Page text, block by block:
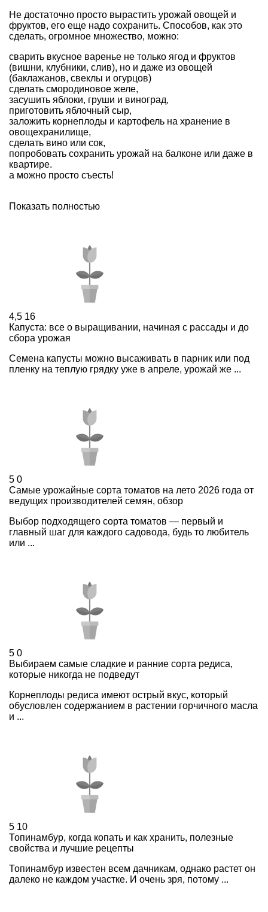
Не достаточно просто вырастить урожай овощей и
фруктов, его еще надо сохранить. Способов, как это
сделать, огромное множество, можно:
сварить вкусное варенье не только ягод и фруктов
(вишни, клубники, слив), но и даже из овощей
(баклажанов, свеклы и огурцов)
сделать смородиновое желе,
засушить яблоки, груши и виноград,
приготовить яблочный сыр,
заложить корнеплоды и картофель на хранение в
овощехранилище,
сделать вино или сок,
попробовать сохранить урожай на балконе или даже в
квартире.
а можно просто съесть!
Показать полностью
4,5 16
Капуста: все о выращивании, начиная с рассады и до
сбора урожая
Семена капусты можно высаживать в парник или под
пленку на теплую грядку уже в апреле, урожай же ...
5 0
Самые урожайные сорта томатов на лето 2026 года от
ведущих производителей семян, обзор
Выбор подходящего сорта томатов — первый и
главный шаг для каждого садовода, будь то любитель
или ...
5 0
Выбираем самые сладкие и ранние сорта редиса,
которые никогда не подведут
Корнеплоды редиса имеют острый вкус, который
обусловлен содержанием в растении горчичного масла
и ...
5 10
Топинамбур, когда копать и как хранить, полезные
свойства и лучшие рецепты
Топинамбур известен всем дачникам, однако растет он
далеко не каждом участке. И очень зря, потому ...